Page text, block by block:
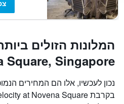
Square, Singapore
נכון לעכשיו, אלו הם המחירים